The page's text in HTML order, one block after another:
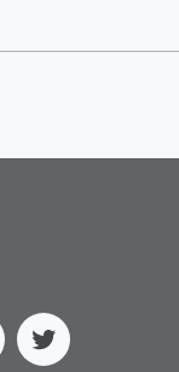
Twitter